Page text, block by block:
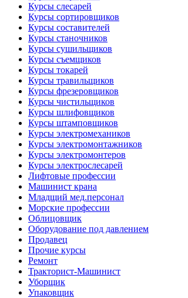
Курсы слесарей
Курсы сортировщиков
Курсы составителей
Курсы станочников
Курсы сушильщиков
Курсы съемщиков
Курсы токарей
Курсы травильщиков
Курсы фрезеровщиков
Курсы чистильщиков
Курсы шлифовщиков
Курсы штамповщиков
Курсы электромехаников
Курсы электромонтажников
Курсы электромонтеров
Курсы электрослесарей
Лифтовые профессии
Машинист крана
Младщий мед.персонал
Морские профессии
Облицовщик
Оборудование под давлением
Продавец
Прочие курсы
Ремонт
Тракторист-Машинист
Уборщик
Упаковщик